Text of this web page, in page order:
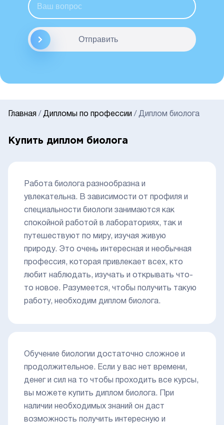
Отправить
Главная / Дипломы по профессии / Диплом биолога
Купить диплом биолога
Работа биолога разнообразна и
увлекательна. В зависимости от профиля и
специальности биологи занимаются как
спокойной работой в лабораториях, так и
путешествуют по миру, изучая живую
природу. Это очень интересная и необычная
профессия, которая привлекает всех, кто
любит наблюдать, изучать и открывать что-
то новое. Разумеется, чтобы получить такую
работу, необходим диплом биолога.
Обучение биологии достаточно сложное и
продолжительное. Если у вас нет времени,
денег и сил на то чтобы проходить все курсы,
вы можете купить диплом биолога. При
наличии необходимых знаний он даст
возможность получить интересную и